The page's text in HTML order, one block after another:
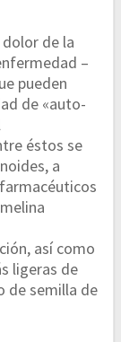
de la
–
pueden
de «auto-
éstos se
a
así como
ligeras de
de semilla de